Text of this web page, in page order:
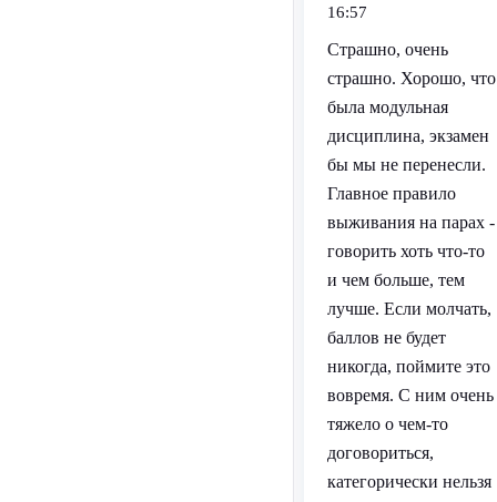
16:57
Страшно, очень
страшно. Хорошо, что
была модульная
дисциплина, экзамен
бы мы не перенесли.
Главное правило
выживания на парах -
говорить хоть что-то
и чем больше, тем
лучше. Если молчать,
баллов не будет
никогда, поймите это
вовремя. С ним очень
тяжело о чем-то
договориться,
категорически нельзя